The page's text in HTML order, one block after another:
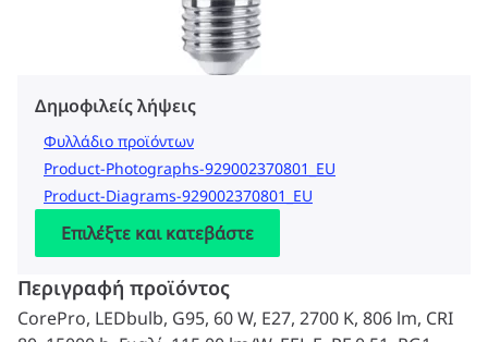
Δημοφιλείς λήψεις
Φυλλάδιο προϊόντων
Product-Photographs-929002370801_EU
Product-Diagrams-929002370801_EU
Επιλέξτε και κατεβάστε
Περιγραφή προϊόντος
CorePro, LEDbulb, G95, 60 W, E27, 2700 K, 806 lm, CRI